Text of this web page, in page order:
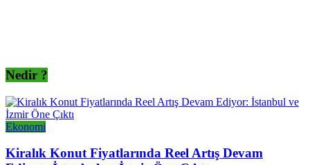
Nedir ?
Ekonomi
Kiralık Konut Fiyatlarında Reel Artış Devam